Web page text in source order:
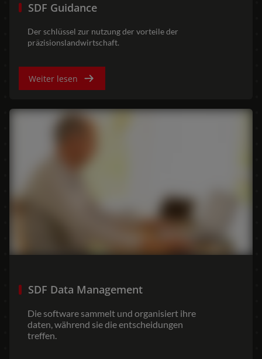
AND MIDDLE-
and Middle-East (English)
SDF Guidance
Der schlüssel zur nutzung der vorteile der
präzisionslandwirtschaft.
Weiter lesen
SDF Data Management
Die software sammelt und organisiert ihre
daten, während sie die entscheidungen
treffen.